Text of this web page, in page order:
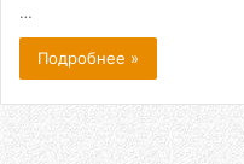
…
Подробнее »